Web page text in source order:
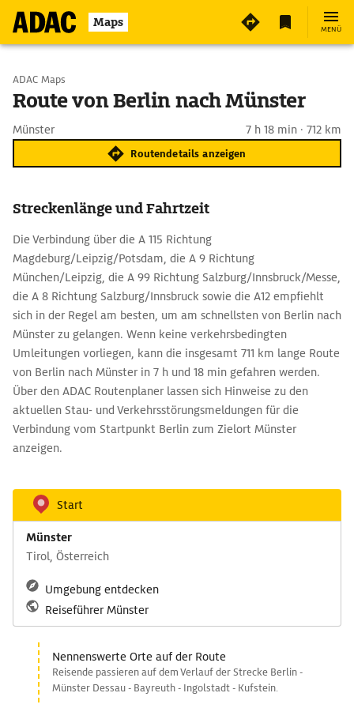
Maps MENÜ
Start wählen
ADAC Maps
Route von Berlin nach Münster
Münster 7 h 18 min · 712 km
Routendetails anzeigen
Streckenlänge und Fahrtzeit
Die Verbindung über die A 115 Richtung
Magdeburg/Leipzig/Potsdam, die A 9 Richtung
München/Leipzig, die A 99 Richtung Salzburg/Innsbruck/Messe,
die A 8 Richtung Salzburg/Innsbruck sowie die A12 empfiehlt
sich in der Regel am besten, um am schnellsten von Berlin nach
Münster zu gelangen. Wenn keine verkehrsbedingten
Umleitungen vorliegen, kann die insgesamt 711 km lange Route
von Berlin nach Münster in 7 h und 18 min gefahren werden.
Über den ADAC Routenplaner lassen sich Hinweise zu den
aktuellen Stau- und Verkehrsstörungsmeldungen für die
Verbindung vom Startpunkt Berlin zum Zielort Münster
anzeigen.
Start
Münster
Tirol, Österreich
Umgebung entdecken
Reiseführer Münster
Nennenswerte Orte auf der Route
Reisende passieren auf dem Verlauf der Strecke Berlin -
Münster Dessau - Bayreuth - Ingolstadt - Kufstein.